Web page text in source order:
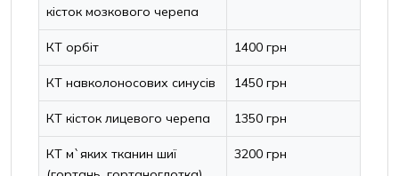
кісток мозкового черепа
КТ орбіт 1400 грн
КТ навколоносових синусів 1450 грн
КТ кісток лицевого черепа 1350 грн
КТ м`яких тканин шиї
3200 грн